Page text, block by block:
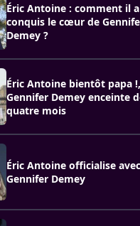
Éric Antoine : comment il a
conquis le cœur de
Demey ?
Éric Antoine bientôt papa !,
Gennifer Demey enceinte
quatre mois
Éric Antoine officialise avec
Gennifer Demey